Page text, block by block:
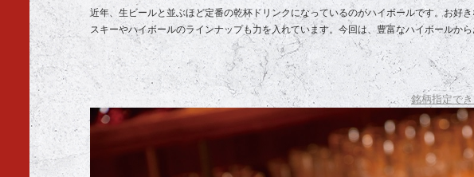
近年、生ビールと並ぶほど定番の乾杯ドリンクになっているのがハイボールです。お好
スキーやハイボールのラインナップも力を入れています。今回は、豊富なハイボールか
銘柄指定で